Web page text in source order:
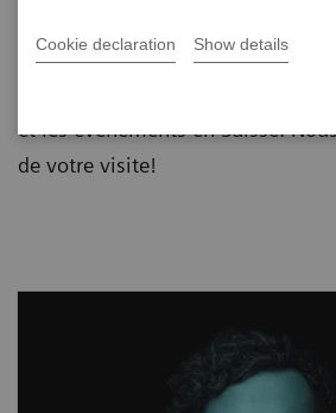
Cookie declaration Show details
proximité avec nos clients nous
et les événements en Suisse.
de votre visite!